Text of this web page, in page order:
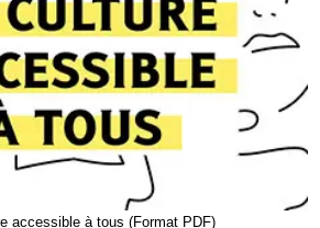
accessible à tous (Format PDF)